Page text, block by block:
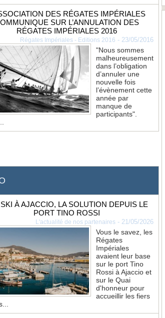
DES RÉGATES IMPÉRIALES
SUR L’ANNULATION DES
RÉGATES IMPÉRIALES 2016
Régates Impériales - Editions 2016 - 23/05/2016
"Nous sommes
malheureusement
dans l’obligation
d’annuler une
nouvelle fois
l’évènement cette
année par
manque de
participants".
À AJACCIO, LA SOLUTION DEPUIS LE
PORT TINO ROSSI
L'actualité de nos partenaires - 21/05/2026
Vous le savez, les
Régates
Impériales
avaient leur base
sur le port Tino
Rossi à Ajaccio et
sur le Quai
d'honneur pour
accueillir les fiers